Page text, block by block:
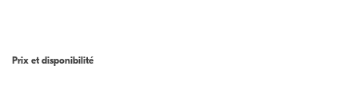
Prix et disponibilité